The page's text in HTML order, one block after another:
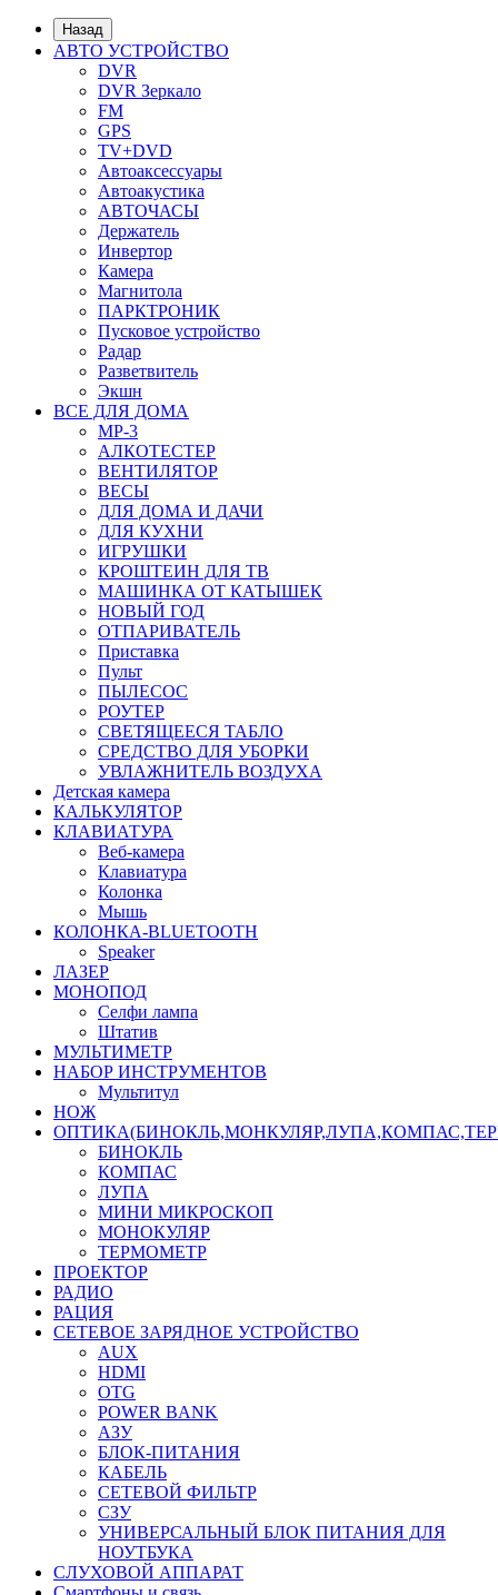
Назад
АВТО УСТРОЙСТВО
DVR
DVR Зеркало
FM
GPS
TV+DVD
Автоаксессуары
Автоакустика
АВТОЧАСЫ
Держатель
Инвертор
Камера
Магнитола
ПАРКТРОНИК
Пусковое устройство
Радар
Разветвитель
Экшн
ВСЕ ДЛЯ ДОМА
MP-3
АЛКОТЕСТЕР
ВЕНТИЛЯТОР
ВЕСЫ
ДЛЯ ДОМА И ДАЧИ
ДЛЯ КУХНИ
ИГРУШКИ
КРОШТЕИН ДЛЯ ТВ
МАШИНКА ОТ КАТЫШЕК
НОВЫЙ ГОД
ОТПАРИВАТЕЛЬ
Приставка
Пульт
ПЫЛЕСОС
РОУТЕР
СВЕТЯЩЕЕСЯ ТАБЛО
СРЕДСТВО ДЛЯ УБОРКИ
УВЛАЖНИТЕЛЬ ВОЗДУХА
Детская камера
КАЛЬКУЛЯТОР
КЛАВИАТУРА
Веб-камера
Клавиатура
Колонка
Мышь
КОЛОНКА-BLUETOOTH
Speaker
ЛАЗЕР
МОНОПОД
Селфи лампа
Штатив
МУЛЬТИМЕТР
НАБОР ИНСТРУМЕНТОВ
Мультитул
НОЖ
БИНОКЛЬ
КОМПАС
ЛУПА
МИНИ МИКРОСКОП
МОНОКУЛЯР
ТЕРМОМЕТР
ПРОЕКТОР
РАДИО
РАЦИЯ
СЕТЕВОЕ ЗАРЯДНОЕ УСТРОЙСТВО
AUX
HDMI
OTG
POWER BANK
АЗУ
БЛОК-ПИТАНИЯ
КАБЕЛЬ
СЕТЕВОЙ ФИЛЬТР
СЗУ
УНИВЕРСАЛЬНЫЙ БЛОК ПИТАНИЯ ДЛЯ
НОУТБУКА
СЛУХОВОЙ АППАРАТ